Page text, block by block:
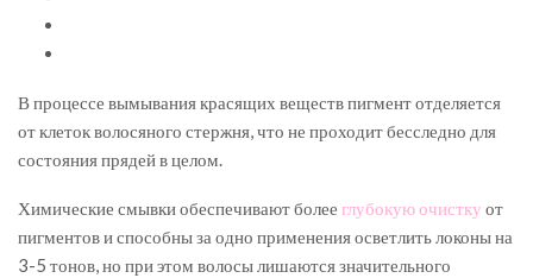
В процессе вымывания красящих веществ пигмент отделяется
от клеток волосяного стержня, что не проходит бесследно для
состояния прядей в целом.
Химические смывки обеспечивают более глубокую очистку от
пигментов и способны за одно применения осветлить локоны на
3-5 тонов, но при этом волосы лишаются значительного